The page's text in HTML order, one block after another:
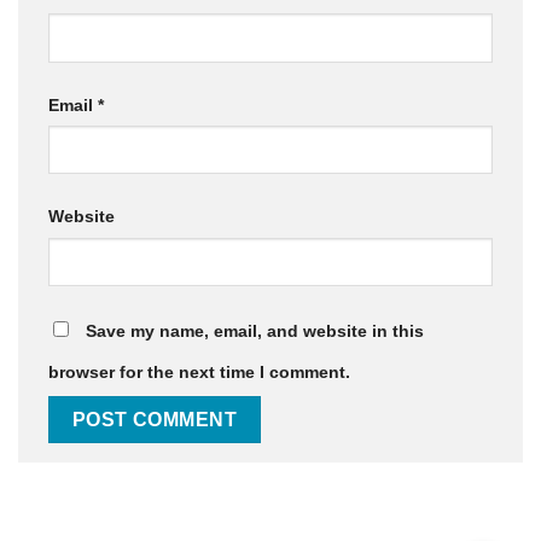
Email *
Website
Save my name, email, and website in this
browser for the next time I comment.